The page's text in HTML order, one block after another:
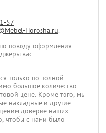
57
Horosha.ru.
поводу оформления
вас
только по полной
большое количество
цене. Кроме того, мы
накладные и другие
доверие наших
чтобы с нами было